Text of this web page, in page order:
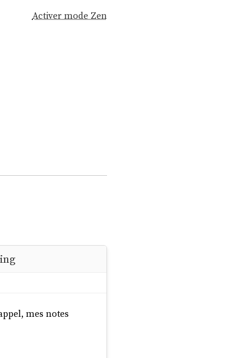
Activer mode Zen
mes notes